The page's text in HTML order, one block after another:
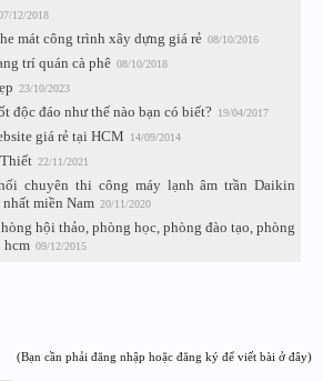
12/2018
mát công trình xây dựng giá rẻ 08/10/2016
trí quán cà phê 08/10/2018
23/10/2023
độc đáo như thế nào bạn có biết? 19/04/2017
giá rẻ tại HCM 14/09/2014
22/11/2021
chuyên thi công máy lạnh âm trần Daikin
miền Nam 20/11/2020
hội thảo, phòng học, phòng đào tạo, phòng
hcm 09/12/2015
(Bạn cần phải đăng nhập hoặc đăng ký để viết bài ở đây)